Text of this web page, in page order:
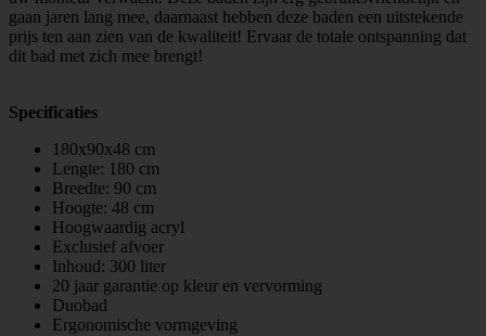
gaan jaren lang mee, daarnaast hebben deze baden een uitstekende
prijs ten aan zien van de kwaliteit! Ervaar de totale ontspanning dat
dit bad met zich mee brengt!
Specificaties
180x90x48 cm
Lengte: 180 cm
Breedte: 90 cm
Hoogte: 48 cm
Hoogwaardig acryl
Exclusief afvoer
Inhoud: 300 liter
20 jaar garantie op kleur en vervorming
Duobad
Ergonomische vormgeving